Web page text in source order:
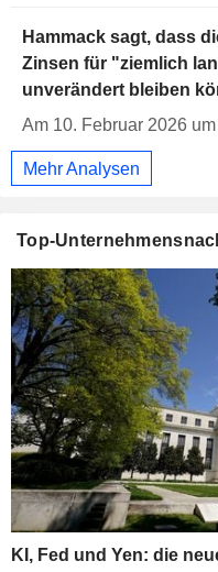
Hammack sagt, dass
Zinsen für "ziemlich
unverändert bleiben
Am 10. Februar 2026
Mehr Analysen
Top-
KI, Fed und Yen: die